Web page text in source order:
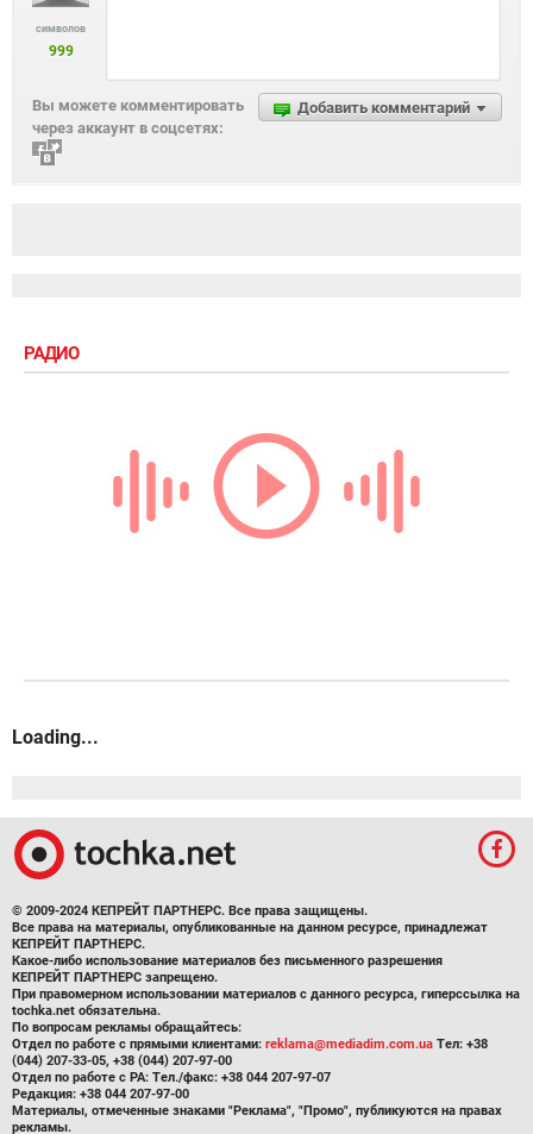
символов
999
Добавить комментарий
Вы можете комментировать
через аккаунт в соцсетях:
РАДИО
Loading...
© 2009-2024 КЕПРЕЙТ ПАРТНЕРС. Все права защищены.
Все права на материалы, опубликованные на данном ресурсе, принадлежат
КЕПРЕЙТ ПАРТНЕРС.
Какое-либо использование материалов без письменного разрешения
КЕПРЕЙТ ПАРТНЕРС запрещено.
При правомерном использовании материалов с данного ресурса, гиперссылка на
tochka.net обязательна.
По вопросам рекламы обращайтесь:
Отдел по работе с прямыми клиентами: reklama@mediadim.com.ua Тел: +38
(044) 207-33-05, +38 (044) 207-97-00
Отдел по работе с РА: Тел./факс: +38 044 207-97-07
Редакция: +38 044 207-97-00
Материалы, отмеченные знаками "Реклама", "Промо", публикуются на правах
рекламы.